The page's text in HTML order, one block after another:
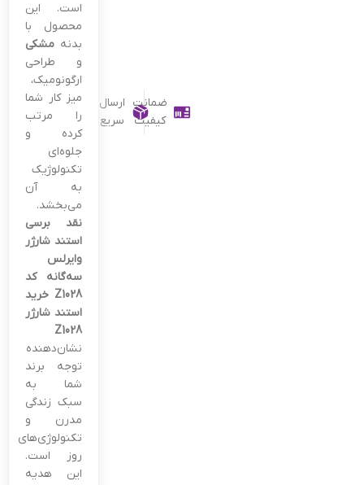
ضمانت
کیفیت
ارسال
سریع
است. این
محصول با
بدنه مشکی
و طراحی
ارگونومیک،
میز کار شما
را مرتب
کرده و
جلوه‌ای
تکنولوژیک
به آن
می‌بخشد.
نقد برسی
استند شارژر
وایرلس
سه‌گانه کد
Z1028 خرید
استند شارژر
Z1028
نشان‌دهنده
توجه برند
شما به
سبک زندگی
مدرن و
تکنولوژی‌های
روز است.
این هدیه